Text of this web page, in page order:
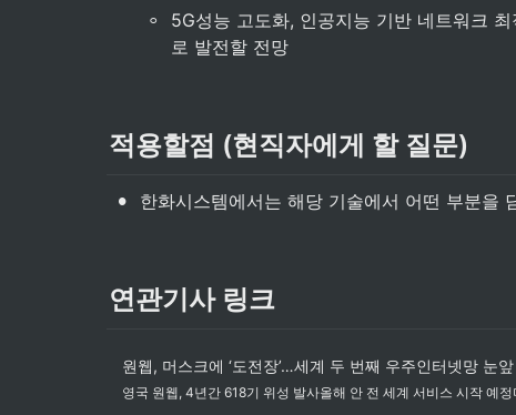
◦
5G성능 고도화, 인공지능 기반 네트워크
로 발전할 전망
적용할점 (현직자에게 할 질문)
• 한화시스템에서는 해당 기술에서 어떤 부분을
연관기사 링크
원웹, 머스크에 ‘도전장’…세계 두 번째 우주인터넷망 눈앞
영국 원웹, 4년간 618기 위성 발사올해 안 전 세계 서비스 시작 예